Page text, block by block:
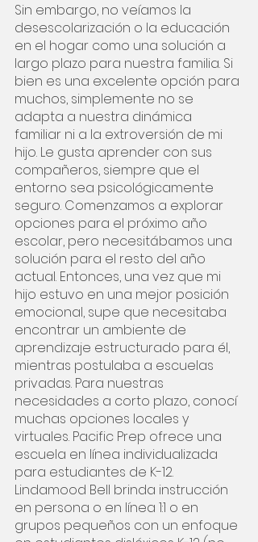
Sin embargo, no veíamos la
desescolarización o la educación
en el hogar como una solución a
largo plazo para nuestra familia. Si
bien es una excelente opción para
muchos, simplemente no se
adapta a nuestra dinámica
familiar ni a la extroversión de mi
hijo. Le gusta aprender con sus
compañeros, siempre que el
entorno sea psicológicamente
seguro. Comenzamos a explorar
opciones para el próximo año
escolar, pero necesitábamos una
solución para el resto del año
actual. Entonces, una vez que mi
hijo estuvo en una mejor posición
emocional, supe que necesitaba
encontrar un ambiente de
aprendizaje estructurado para él,
mientras postulaba a escuelas
privadas. Para nuestras
necesidades a corto plazo, conocí
muchas opciones locales y
virtuales. Pacific Prep ofrece una
escuela en línea individualizada
para estudiantes de K-12.
Lindamood Bell brinda instrucción
en persona o en línea 1:1 o en
grupos pequeños con un enfoque